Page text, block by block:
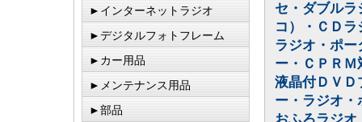
►インターネットラジオ
►デジタルフォトフレーム
►カー用品
►メンテナンス用品
►部品
セ・ダブル
コ）・ＣＤ
ラジオ・ポ
ー・ＣＰＲ
液晶付ＤＶＤ
ー・ラジオ